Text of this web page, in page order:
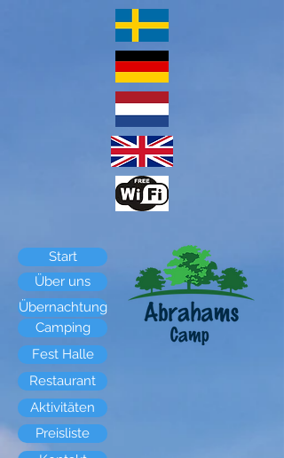
Start
Über uns
Übernachtung
Camping
Fest Halle
Restaurant
Aktivitäten
Preisliste